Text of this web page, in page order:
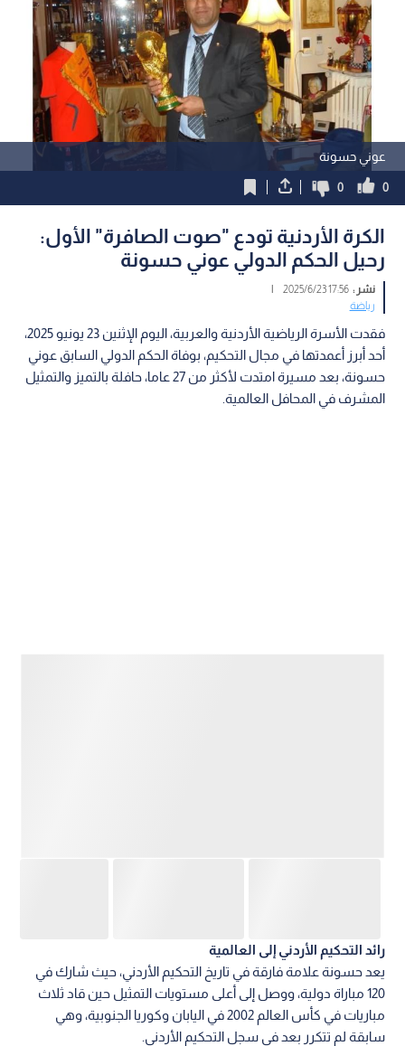
عوني حسونة
0
0
الكرة الأردنية تودع "صوت الصافرة" الأول:
رحيل الحكم الدولي عوني حسونة
نشر :17:56 2025/6/23
|
رياضة
فقدت الأسرة الرياضية الأردنية والعربية، اليوم الإثنين 23 يونيو 2025،
أحد أبرز أعمدتها في مجال التحكيم، بوفاة الحكم الدولي السابق عوني
حسونة، بعد مسيرة امتدت لأكثر من 27 عاما، حافلة بالتميز والتمثيل
المشرف في المحافل العالمية.
رائد التحكيم الأردني إلى العالمية
يعد حسونة علامة فارقة في تاريخ التحكيم الأردني، حيث شارك في
120 مباراة دولية، ووصل إلى أعلى مستويات التمثيل حين قاد ثلاث
مباريات في كأس العالم 2002 في اليابان وكوريا الجنوبية، وهي
سابقة لم تتكرر بعد في سجل التحكيم الأردني.